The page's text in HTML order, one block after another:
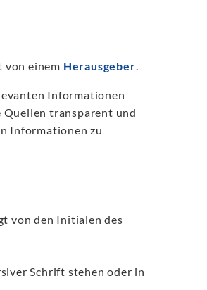
von einem Herausgeber.
Informationen
Quellen transparent und
Informationen zu
von den Initialen des
Schrift stehen oder in